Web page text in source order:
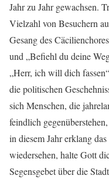
Jahr zu Jahr gewachsen.
Vielzahl von Besuchern
Gesang des
und „Befiehl du deine
„Herr, ich will dich
die politischen
sich Menschen, die
feindlich
in diesem Jahr erklang
wiedersehen, halte Gott
Segensgebet über die